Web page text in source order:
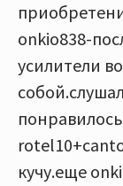
onkio838-
усилители
кучу.еще